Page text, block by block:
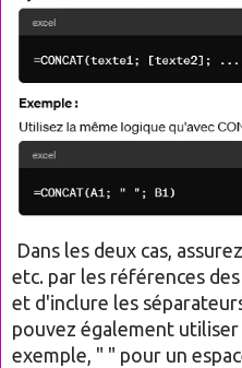
Dans les deux cas,
etc. par les références
et d'inclure les
pouvez également
exemple, " " pour un